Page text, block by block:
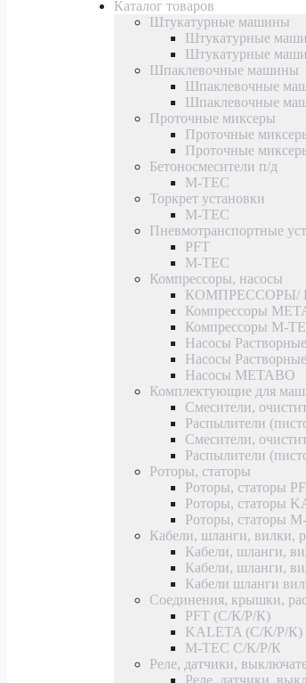
Каталог товаров
Штукатурные машины
Штукатурные
Штукатурные
Шпаклевочные машины
Шпаклевочные
Шпаклевочные
Проточные миксеры
Проточные
Проточные
Бетоносмесители п/д
M-TEC
Торкрет установки
M-TEC
Пневмотранспортные
PFT
M-TEC
Компрессоры, насосы
КОМПРЕССОРЫ/
Компрессоры
Компрессоры M-
Насосы
Насосы
Насосы METABO
Комплектующие для
Смесители,
Распылители
Смесители,
Распылители
Роторы, статоры
Роторы, статоры
Роторы, статоры
Роторы, статоры
Кабели, шланги, вилки,
Кабели, шланги,
Кабели, шланги,
Кабели шланги
Соединения, крышки,
PFT (С/К/Р/К)
KALETA (С/К/Р/К)
M-TEC С/К/Р/К
Реле, датчики,
Реле, датчики,